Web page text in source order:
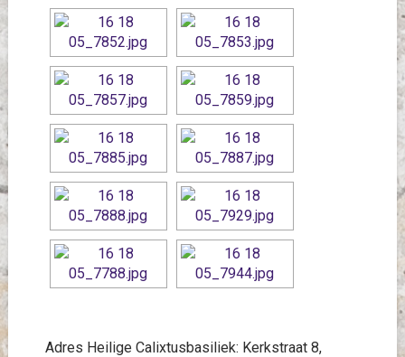
Adres Heilige Calixtusbasiliek: Kerkstraat 8,